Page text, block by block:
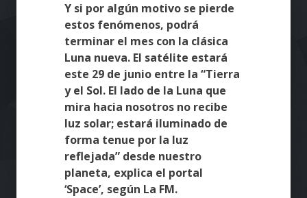
Y si por algún motivo se pierde
estos fenómenos, podrá
terminar el mes con la clásica
Luna nueva. El satélite estará
este 29 de junio entre la “Tierra
y el Sol. El lado de la Luna que
mira hacia nosotros no recibe
luz solar; estará iluminado de
forma tenue por la luz
reflejada” desde nuestro
planeta, explica el portal
‘Space’, según La FM.